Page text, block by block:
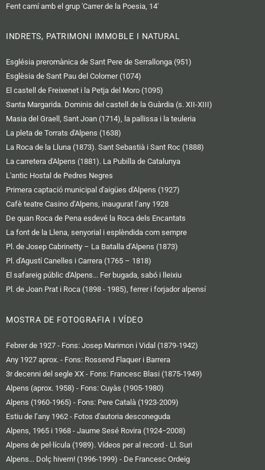
Fent camí amb el grup 'Carrer de la Poesia, 14'
INDRETS, PATRIMONI IMMOBLE I NATURAL
Església preromànica de Sant Pere de Serrallonga (951)
Esglèsia de Sant Pau del Colomer (1074)
El castell de Freixenet i la Petja del Moro (1095)
Santa Margarida. Dominis del castell de la Guàrdia (s. XII-XIII)
Masia del Graell, Sant Joan (1714), la pallissa i la teuleria
La pleta de Torrats d'Alpens (1638)
La Roca de la Lluna (1873). Sant Sebastià i Sant Roc (1888)
La carretera d'Alpens (1881). La Pubilla de Catalunya
L'antic Hostal de Pedres Negres
Primera captació municipal d'aigües d'Alpens (1927)
Cafè teatre Casino d’Alpens, inaugurat l’any 1928
De quan Roca de Pena esdevé la Roca dels Encantats
La font de la Llena, senyorial i esplèndida com sempre
Pl. de Josep Cabrinetty – La Batalla d’Alpens (1873)
Pl. d'Agustí Canelles i Carrera (1765 – 1818)
El safareig públic d'Alpens... Fer bugada, sabó i lleixiu
Pl. de Joan Prat i Roca (1898 - 1985), ferrer i forjador alpensí
MOSTRA DE FOTOGRAFIA I VÍDEO
Febrer de 1927 - Fons: Josep Marimon i Vidal (1879-1942)
Any 1927 aprox. - Fons: Rossend Flaquer i Barrera
3r decenni del segle XX - Fons: Francesc Blasi (1875-1949)
Alpens (aprox. 1958) - Fons: Cuyàs (1905-1980)
Alpens (1960-1965) - Fons: Pere Català (1923-2009)
Estiu de l’any 1962 - Fotos d'autoria desconeguda
Alpens, 1965 i 1968 - Jaume Sesé Rovira (1924−2008)
Alpens de pel·lícula (1989). Vídeos per al record - Ll. Suri
Alpens... Dolç hivern! (1996-1999) - De Francesc Ordeig